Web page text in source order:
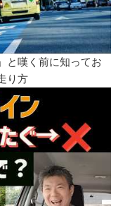
と嘆く前に知ってお
り方